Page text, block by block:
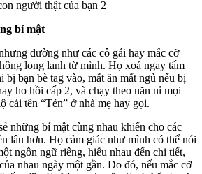
bí mật
dường như các cô gái hay mắc cỡ
long lanh từ mình. Họ xoá ngay tấm
bị bạn bè tag vào, mất ăn mất ngủ nếu bị
ho hồi cấp 2, và chạy theo năn nỉ mọi
cái tên “Tẻn” ở nhà mẹ hay gọi.
những bí mật cùng nhau khiến cho các
lâu hơn. Họ cảm giác như mình có thể nói
ngôn ngữ riêng, hiểu nhau đến chi tiết,
nhau ngày một gần. Do đó, nếu mắc cỡ